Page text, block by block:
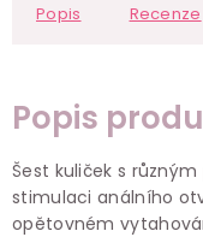
Popis Recenze
Popis
Šest kuliček s
stimulaci análního
opětovném